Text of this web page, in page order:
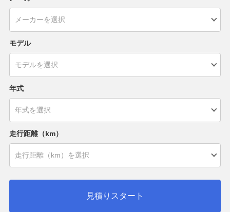
モデル
年式
走行距離（km）
見積りスタート